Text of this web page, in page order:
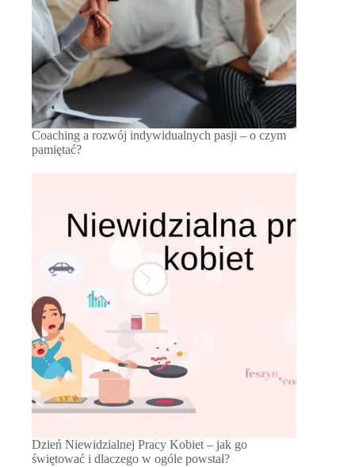
Coaching a rozwój indywidualnych pasji – o czym
pamiętać?
Dzień Niewidzialnej Pracy Kobiet – jak go
świętować i dlaczego w ogóle powstał?